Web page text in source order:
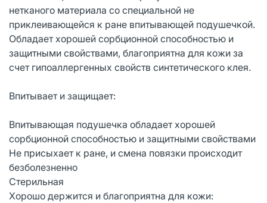
нетканого материала со специальной не
приклеивающейся к ране впитывающей подушечкой.
Обладает хорошей сорбционной способностью и
защитными свойствами, благоприятна для кожи за
счет гипоаллергенных свойств синтетического клея.
Впитывает и защищает:
Впитывающая подушечка обладает хорошей
сорбционной способностью и защитными свойствами
Не присыхает к ране, и смена повязки происходит
безболезненно
Стерильная
Хорошо держится и благоприятна для кожи: